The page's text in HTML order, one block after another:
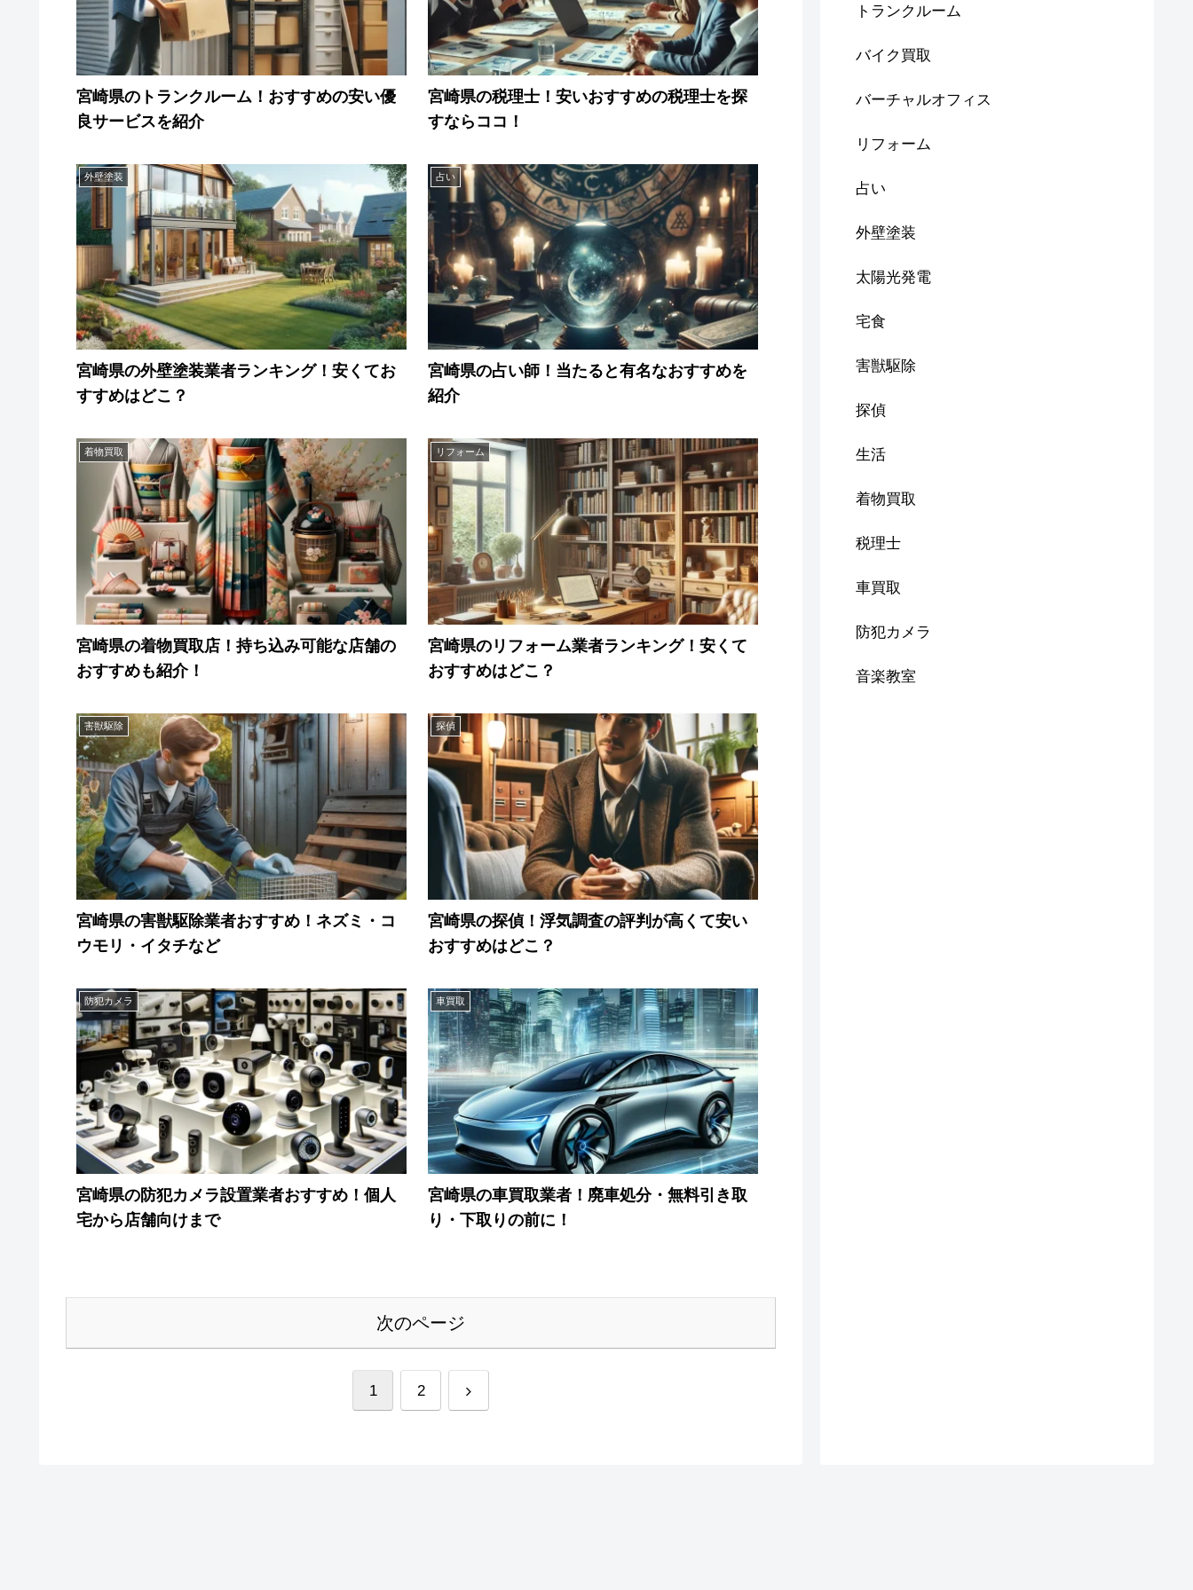
宮崎県のトランクルーム！おすすめの安い優
良サービスを紹介
宮崎県の税理士！安いおすすめの税理士を探
すならココ！
外壁塗装
宮崎県の外壁塗装業者ランキング！安くてお
すすめはどこ？
占い
宮崎県の占い師！当たると有名なおすすめを
紹介
着物買取
宮崎県の着物買取店！持ち込み可能な店舗の
おすすめも紹介！
リフォーム
宮崎県のリフォーム業者ランキング！安くて
おすすめはどこ？
害獣駆除
宮崎県の害獣駆除業者おすすめ！ネズミ・コ
ウモリ・イタチなど
探偵
宮崎県の探偵！浮気調査の評判が高くて安い
おすすめはどこ？
防犯カメラ
宮崎県の防犯カメラ設置業者おすすめ！個人
宅から店舗向けまで
車買取
宮崎県の車買取業者！廃車処分・無料引き取
り・下取りの前に！
次のページ
1 2 次
トランクルーム
バイク買取
バーチャルオフィス
リフォーム
占い
外壁塗装
太陽光発電
宅食
害獣駆除
探偵
生活
着物買取
税理士
車買取
防犯カメラ
音楽教室